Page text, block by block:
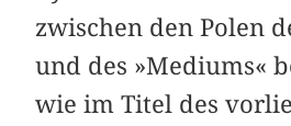
zwischen den Polen
und des »Mediums«
wie im Titel des